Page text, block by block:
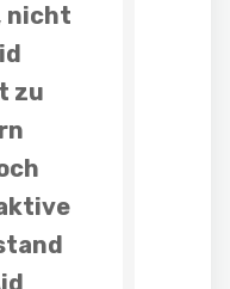
nicht
zu